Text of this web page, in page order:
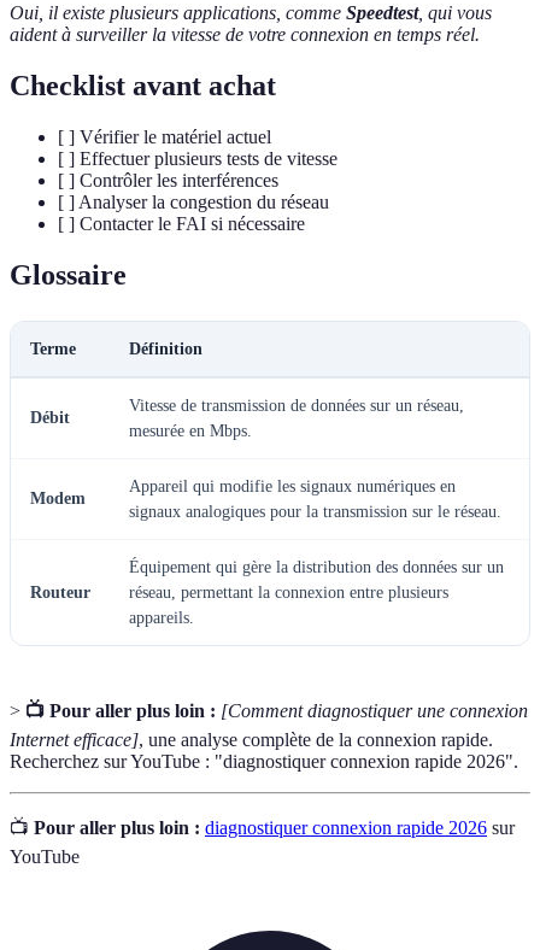
Oui, il existe plusieurs applications, comme Speedtest, qui vous
aident à surveiller la vitesse de votre connexion en temps réel.
Checklist avant achat
[ ] Vérifier le matériel actuel
[ ] Effectuer plusieurs tests de vitesse
[ ] Contrôler les interférences
[ ] Analyser la congestion du réseau
[ ] Contacter le FAI si nécessaire
Glossaire
Terme Définition
Débit
Vitesse de transmission de données sur un réseau,
mesurée en Mbps.
Modem
Appareil qui modifie les signaux numériques en
signaux analogiques pour la transmission sur le réseau.
Routeur
Équipement qui gère la distribution des données sur un
réseau, permettant la connexion entre plusieurs
appareils.
> 📺 Pour aller plus loin : [Comment diagnostiquer une connexion
Internet efficace], une analyse complète de la connexion rapide.
Recherchez sur YouTube : "diagnostiquer connexion rapide 2026".
📺 Pour aller plus loin : diagnostiquer connexion rapide 2026 sur
YouTube